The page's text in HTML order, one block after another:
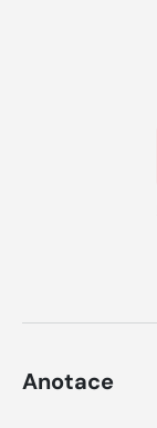
Anotace